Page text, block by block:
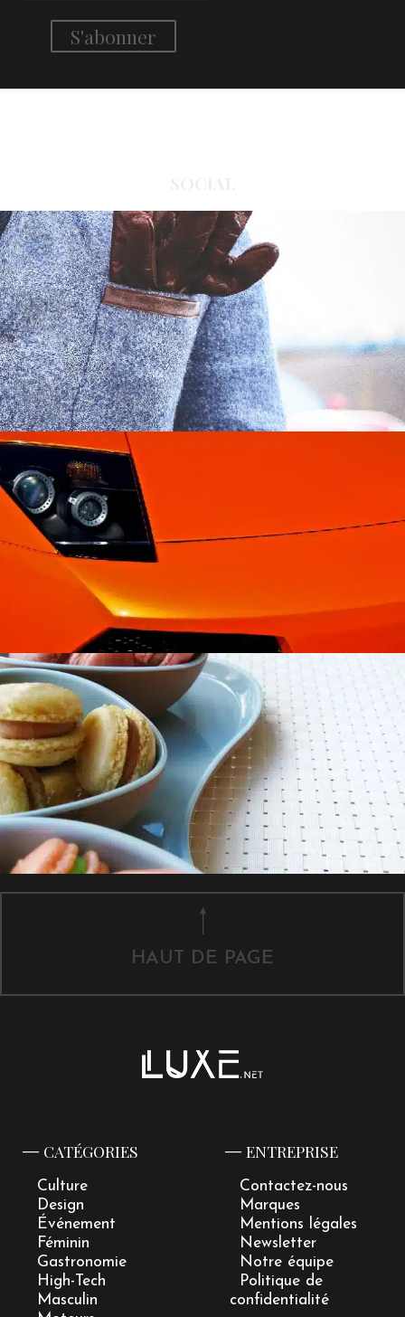
HAUT DE PAGE
CATÉGORIES
Culture
Design
Événement
Féminin
Gastronomie
High-Tech
Masculin
ENTREPRISE
Contactez-nous
Marques
Mentions légales
Newsletter
Notre équipe
Politique de
confidentialité